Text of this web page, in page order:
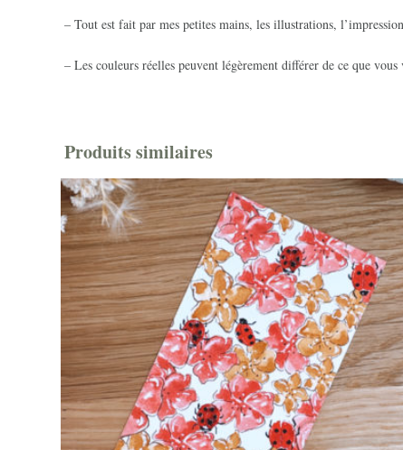
– Tout est fait par mes petites mains, les illustrations,
– Les couleurs réelles peuvent légèrement différer de ce que vous
Produits similaires